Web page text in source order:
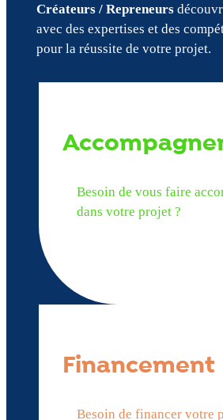
Créateurs / Repreneurs
avec des expertises et des
pour la réussite de votre projet.
Besoin de vous faire
dans votre projet ?
Financement
Besoin de financer votre